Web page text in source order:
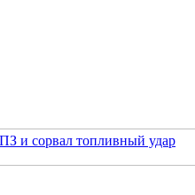
и сорвал топливный удар